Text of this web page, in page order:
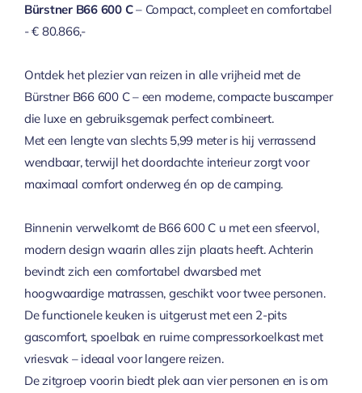
Bürstner B66 600 C– Compact, compleet en comfortabel
- € 80.866,-
Ontdek het plezier van reizen in alle vrijheid met de
Bürstner B66 600 C – een moderne, compacte buscamper
die luxe en gebruiksgemak perfect combineert.
Met een lengte van slechts 5,99 meter is hij verrassend
wendbaar, terwijl het doordachte interieur zorgt voor
maximaal comfort onderweg én op de camping.
Binnenin verwelkomt de B66 600 C u met een sfeervol,
modern design waarin alles zijn plaats heeft. Achterin
bevindt zich een comfortabel dwarsbed met
hoogwaardige matrassen, geschikt voor twee personen.
De functionele keuken is uitgerust met een 2-pits
gascomfort, spoelbak en ruime compressorkoelkast met
vriesvak – ideaal voor langere reizen.
De zitgroep voorin biedt plek aan vier personen en is om